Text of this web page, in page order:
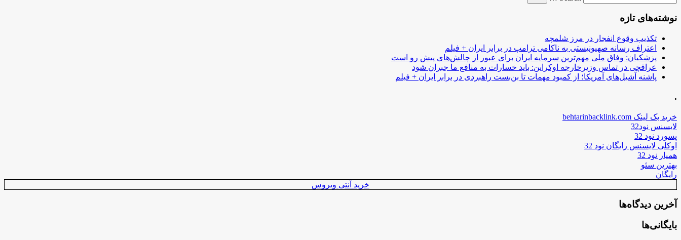
نوشته‌های تازه
تکذیب وقوع انفجار در مرز شلمچه
اعتراف رسانه صهیونیستی به ناکامی ترامپ در برابر ایران + فیلم
پزشکیان: وفاق ملی مهم‌ترین سرمایه ایران برای عبور از چالش‌های پیش رو است
عراقچی در تماس وزیرخارجه اوکراین: باید خسارات به منافع ما جبران شود
پاشنه آشیل‌های آمریکا؛ از کمبود مهمات تا بن‌بست راهبردی در برابر ایران + فیلم
.
خرید بک لینک behtarinbacklink.com
لایسنس نود32
پسورد نود 32
اوکلی لایسنس رایگان نود 32
همیار نود 32
بهترین سئو
رایگان
خرید آنتی ویروس
آخرین دیدگاه‌ها
بایگانی‌ها